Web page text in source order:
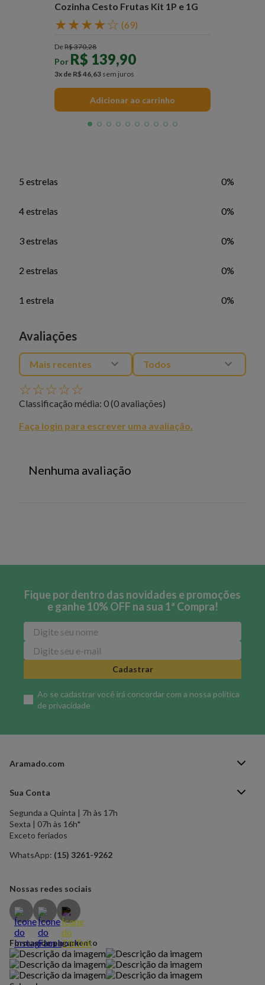
Cozinha Cesto Frutas Kit 1P e 1G
★★★★☆ (69)
DeR$370,28
Por R$ 139,90
3x de R$46,63 sem juros
Adicionar ao carrinho
Avaliações
☆☆☆☆☆
Classificação média: 0(0 avaliações)
5 estrelas 0%
4 estrelas 0%
3 estrelas 0%
2 estrelas 0%
1 estrela 0%
Faça login para escrever uma avaliação.
Mais recentes Todos
Nenhuma avaliação
Fique por dentro das novidades e promoções
e ganhe 10% OFF na sua 1ª Compra!
Cadastrar
Ao se cadastrar você irá concordar com a nossa política
de privacidade
Aramado.com
Blog Aramado.com
Política de Privacidade
Política de Troca e Devolução
Política de Frete Grátis
Sua Conta
Minha Conta
Meus pedidos
Segunda a Quinta | 7h às 17h
Sexta | 07h às 16h*
Exceto feriados
WhatsApp: (15) 3261-9262
Nossas redes sociais
Formas de pagamento